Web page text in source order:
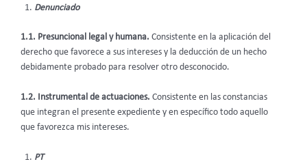
Denunciado
1.1. Presuncional legal y humana. Consistente en la aplicación del
derecho que favorece a sus intereses y la deducción de un hecho
debidamente probado para resolver otro desconocido.
1.2. Instrumental de actuaciones. Consistente en las constancias
que integran el presente expediente y en específico todo aquello
que favorezca mis intereses.
PT